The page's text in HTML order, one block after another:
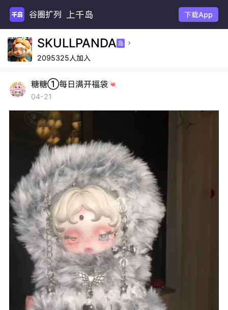
谷圈扩列 上千岛 下载App
SKULLPANDA 岛 
2095325人加入
糖糖①每日满开福袋🍬
04-21